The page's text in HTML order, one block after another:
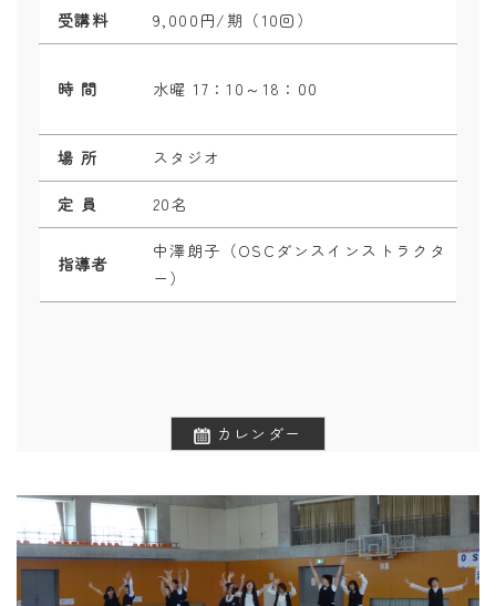
受講料 9,000円/期（10回）
時 間 水曜 17：10～18：00
場 所 スタジオ
定 員 20名
指導者
中澤朗子（OSCダンスインストラクタ
ー）
カレンダー